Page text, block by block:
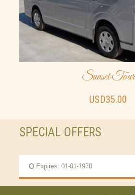
Sunset Tour
USD35.00
SPECIAL OFFERS
Expires: 01-01-1970